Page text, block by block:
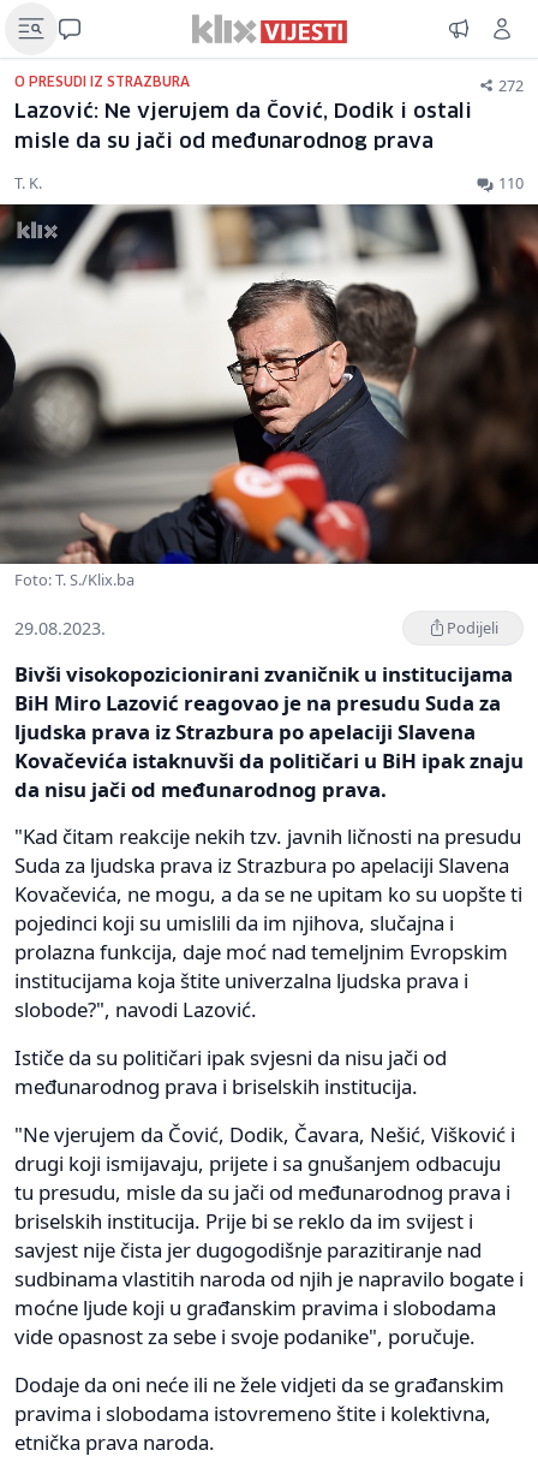
O PRESUDI IZ STRAZBURA 272
Lazović: Ne vjerujem da Čović, Dodik i ostali
misle da su jači od međunarodnog prava
T. K. 110
Foto: T. S./Klix.ba
29.08.2023. Podijeli
Bivši visokopozicionirani zvaničnik u institucijama
BiH Miro Lazović reagovao je na presudu Suda za
ljudska prava iz Strazbura po apelaciji Slavena
Kovačevića istaknuvši da političari u BiH ipak znaju
da nisu jači od međunarodnog prava.
"Kad čitam reakcije nekih tzv. javnih ličnosti na presudu
Suda za ljudska prava iz Strazbura po apelaciji Slavena
Kovačevića, ne mogu, a da se ne upitam ko su uopšte ti
pojedinci koji su umislili da im njihova, slučajna i
prolazna funkcija, daje moć nad temeljnim Evropskim
institucijama koja štite univerzalna ljudska prava i
slobode?", navodi Lazović.
Ističe da su političari ipak svjesni da nisu jači od
međunarodnog prava i briselskih institucija.
"Ne vjerujem da Čović, Dodik, Čavara, Nešić, Višković i
drugi koji ismijavaju, prijete i sa gnušanjem odbacuju
tu presudu, misle da su jači od međunarodnog prava i
briselskih institucija. Prije bi se reklo da im svijest i
savjest nije čista jer dugogodišnje parazitiranje nad
sudbinama vlastitih naroda od njih je napravilo bogate i
moćne ljude koji u građanskim pravima i slobodama
vide opasnost za sebe i svoje podanike", poručuje.
Dodaje da oni neće ili ne žele vidjeti da se građanskim
pravima i slobodama istovremeno štite i kolektivna,
etnička prava naroda.